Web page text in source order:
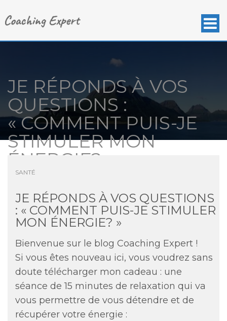
JE RÉPONDS À VOS
QUESTIONS :
« COMMENT PUIS-JE
STIMULER MON
ÉNERGIE? »
SANTÉ
JE RÉPONDS À VOS QUESTIONS
: « COMMENT PUIS-JE STIMULER
MON ÉNERGIE? »
Bienvenue sur le blog Coaching Expert !
Si vous êtes nouveau ici, vous voudrez sans
doute télécharger mon cadeau : une
séance de 15 minutes de relaxation qui va
vous permettre de vous détendre et de
récupérer votre énergie :